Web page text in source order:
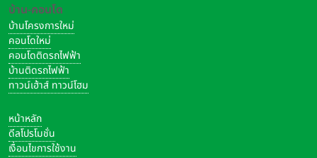
บ้าน-คอนโด
บ้านโครงการใหม่
คอนโดใหม่
คอนโดติดรถไฟฟ้า
บ้านติดรถไฟฟ้า
ทาวน์เฮ้าส์ ทาวน์โฮม
หน้าหลัก
ดีลโปรโมชั่น
เงื่อนไขการใช้งาน